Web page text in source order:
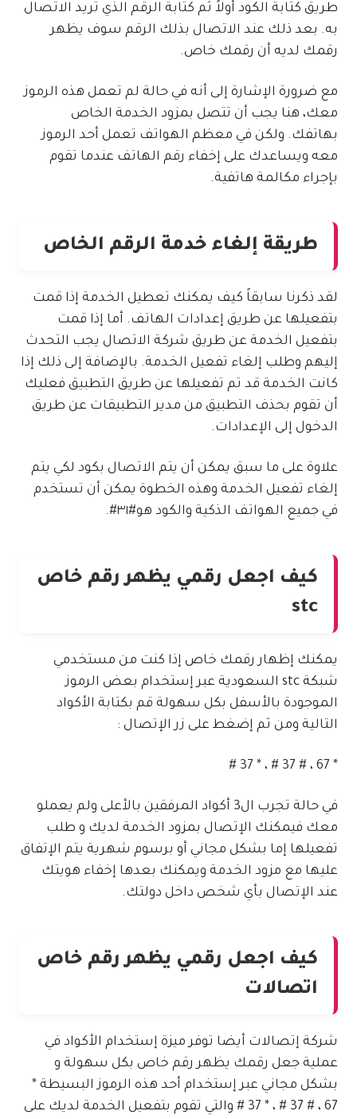
طريق كتابة الكود أولاً ثم كتابة الرقم الذي تريد الاتصال
به. بعد ذلك عند الاتصال بذلك الرقم سوف يظهر
رقمك لديه أن رقمك خاص.
مع ضرورة الإشارة إلى أنه في حالة لم تعمل هذه الرموز
معك، هنا يجب أن تتصل بمزود الخدمة الخاص
بهاتفك. ولكن في معظم الهواتف تعمل أحد الرموز
معه ويساعدك على إخفاء رقم الهاتف عندما تقوم
بإجراء مكالمة هاتفية.
طريقة إلغاء خدمة الرقم الخاص
لقد ذكرنا سابقاً كيف يمكنك تعطيل الخدمة إذا قمت
بتفعيلها عن طريق إعدادات الهاتف. أما إذا قمت
بتفعيل الخدمة عن طريق شركة الاتصال يجب التحدث
إليهم وطلب إلغاء تفعيل الخدمة. بالإضافة إلى ذلك إذا
كانت الخدمة قد تم تفعيلها عن طريق التطبيق فعليك
أن تقوم بحذف التطبيق من مدير التطبيقات عن طريق
الدخول إلى الإعدادات.
علاوة على ما سبق يمكن أن يتم الاتصال بكود لكي يتم
إلغاء تفعيل الخدمة وهذه الخطوة يمكن أن تستخدم
في جميع الهواتف الذكية والكود هو#٣١#.
كيف اجعل رقمي يظهر رقم خاص
stc
يمكنك إظهار رقمك خاص إذا كنت من مستخدمي
شبكة stc السعودية عبر إستخدام بعض الرموز
الموجودة بالأسفل بكل سهولة قم بكتابة الأكواد
التالية ومن ثم إضغط على زر الإتصال :
* 67 ، # 37 # ، * 37 #
في حالة تجرب ال3 أكواد المرفقين بالأعلى ولم يعملو
معك فيمكنك الإتصال بمزود الخدمة لديك و طلب
تفعيلها إما بشكل مجاني أو برسوم شهرية يتم الإتفاق
عليها مع مزود الخدمة ويمكنك بعدها إخفاء هويتك
عند الإتصال بأي شخص داخل دولتك.
كيف اجعل رقمي يظهر رقم خاص
اتصالات
شركة إتصالات أيضا توفر ميزة إستخدام الأكواد في
عملية جعل رقمك يظهر رقم خاص بكل سهولة و
بشكل مجاني عبر إستخدام أحد هذه الرموز البسيطة *
67 ، # 37 # ، * 37 # والتي تقوم بتفعيل الخدمة لديك على